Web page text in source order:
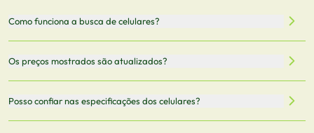
Como funciona a busca de celulares?
armazenamento, memória RAM, bateria e conectividade
5G.
Os preços mostrados são atualizados?
Posso confiar nas especificações dos celulares?